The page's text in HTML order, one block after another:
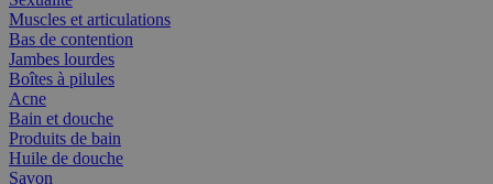
Muscles et articulations
Bas de contention
Jambes lourdes
Boîtes à pilules
Acne
Bain et douche
Produits de bain
Huile de douche
Savon